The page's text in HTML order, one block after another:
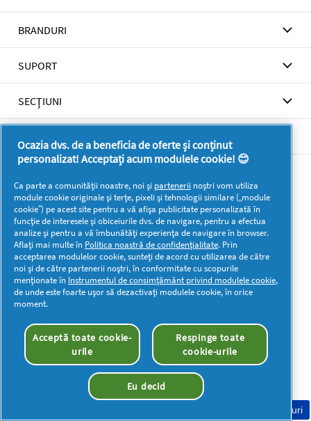
BRANDURI
SUPORT
SECŢIUNI
DOCUMENTE LEGALE DETERGENTI SA
Mai multă inspirație
Drepturi de autor © 2026 P&G. Toate drepturile rezervate
Consimțământ Cookie-uri
Ocazia dvs. de a beneficia de oferte și conținut
personalizat! Acceptați acum modulele cookie! 😊
Ca parte a comunității noastre, noi și partenerii noștri vom utiliza
module cookie originale și terțe, pixeli și tehnologii similare („module
cookie”) pe acest site pentru a vă afișa publicitate personalizată în
funcție de interesele și obiceiurile dvs. de navigare, pentru a efectua
analize și pentru a vă îmbunătăți experiența de navigare în browser.
Aflați mai multe în Politica noastră de confidențialitate. Prin
acceptarea modulelor cookie, sunteți de acord cu utilizarea de către
noi și de către partenerii noștri, în conformitate cu scopurile
menționate în Instrumentul de consimțământ privind modulele cookie,
de unde este foarte ușor să dezactivați modulele cookie, în orice
moment.
Acceptă toate cookie-
urile
Respinge toate
cookie-urile
Eu decid